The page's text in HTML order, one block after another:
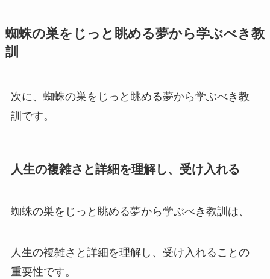
蜘蛛の巣をじっと眺める夢から学ぶべき教
訓
次に、蜘蛛の巣をじっと眺める夢から学ぶべき教
訓です。
人生の複雑さと詳細を理解し、受け入れる
蜘蛛の巣をじっと眺める夢から学ぶべき教訓は、
人生の複雑さと詳細を理解し、受け入れることの
重要性です。